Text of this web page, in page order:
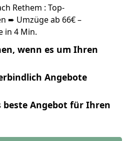
Rethem : Top-
➨ Umzüge ab 66€ –
in 4 Min.
wenn es um Ihren
Angebote
beste Angebot für Ihren